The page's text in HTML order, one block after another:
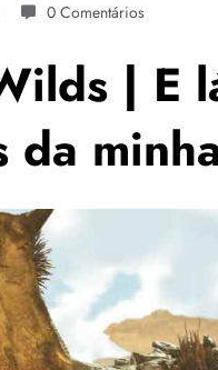
0 Comentários
| E
da